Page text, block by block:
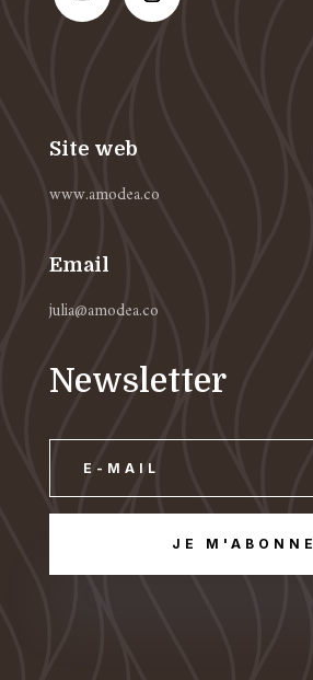
Site web
www.amodea.co
Email
julia@amodea.co
Newsletter
JE M'ABONNE